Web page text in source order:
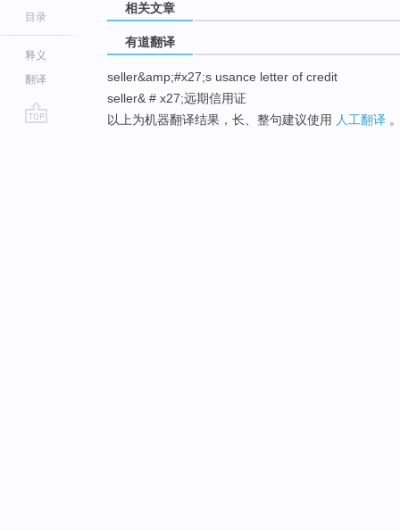
目录
释义
翻译
相关文章
有道翻译
seller&amp;#x27;s usance letter of credit
seller& # x27;远期信用证
以上为机器翻译结果，长、整句建议使用 人工翻译